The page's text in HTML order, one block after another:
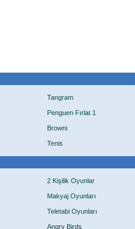
Tangram
Penguen Fırlat 1
Browni
Tenis
2 Kişilik Oyunlar
Makyaj Oyunları
Teletabi Oyunları
Angry Birds